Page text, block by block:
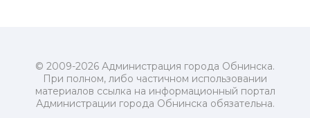
© 2009-2026 Администрация города Обнинска.
При полном, либо частичном использовании
материалов ссылка на информационный портал
Администрации города Обнинска обязательна.